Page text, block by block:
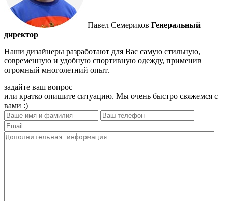
Павел Семериков Генеральный
директор
Наши дизайнеры разработают для Вас самую стильную,
современную и удобную спортивную одежду, применив
огромный многолетний опыт.
задайте ваш вопрос
или кратко опишите ситуацию. Мы очень быстро свяжемся с
вами :)